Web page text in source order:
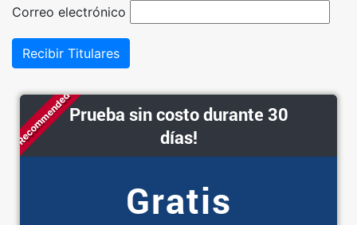
Correo electrónico
Recibir Titulares
RecommendedPrueba sin costo durante 30
días!
Gratis